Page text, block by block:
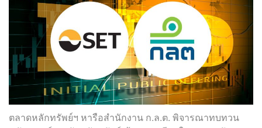
ตลาดหลักทรัพย์ฯ หารือสำนักงาน ก.ล.ต. พิจารณาทบทวน